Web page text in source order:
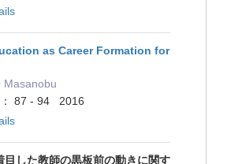
as Career Formation for
Masanobu
87 - 94 2016
目した教師の黒板前の動きに関す